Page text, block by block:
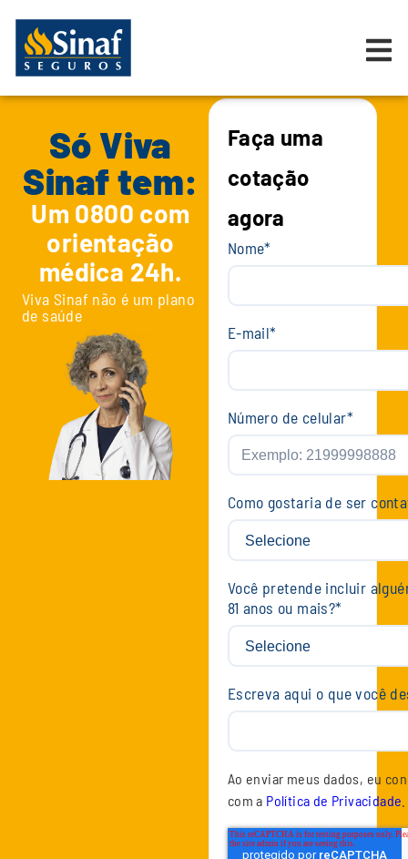
Só Viva
Sinaf tem:
Um 0800 com
orientação
médica 24h.
Viva Sinaf não é um plano
de saúde
Faça uma
cotação
agora
Nome*
E-mail*
Número de celular*
Como gostaria de ser
Você pretende incluir
81 anos ou mais?*
Escreva aqui o que você
Ao enviar meus dados, eu
com a Política de Privacidade